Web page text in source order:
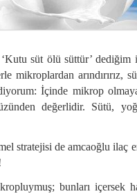
‘Kutu süt ölü süttür’
mikroplardan
İçinde mikrop
değerlidir. Sütü,
stratejisi de amcaoğlu ilaç
bunları içersek